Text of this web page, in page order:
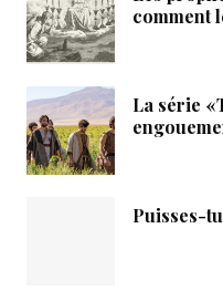
comment
La série
Puisses-